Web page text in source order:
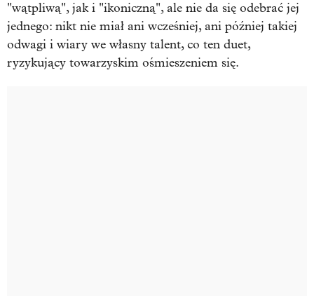
"wątpliwą", jak i "ikoniczną", ale nie da się odebrać jej
jednego: nikt nie miał ani wcześniej, ani później takiej
odwagi i wiary we własny talent, co ten duet,
ryzykujący towarzyskim ośmieszeniem się.